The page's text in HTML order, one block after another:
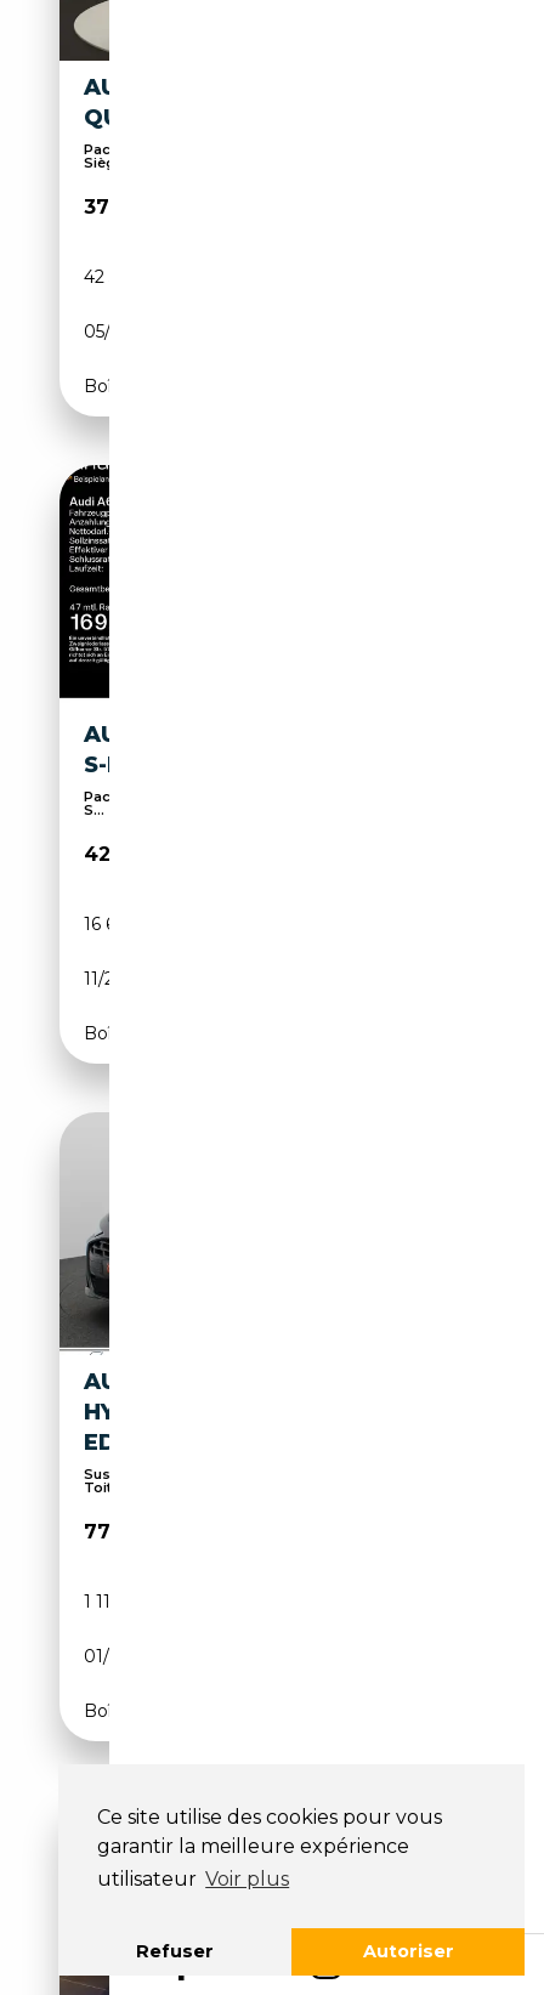
Ce site utilise des cookies pour vous
garantir la meilleure expérience
utilisateur Voir plus
Refuser Autoriser
AUDI A6 S LINE 50 TFSI E
QUATTRO 220(299) KW(PS
Pack Sport, Attache remorque, Sièges sport,
Sièges...
37 600€
42 537 km
05/2023
Boîte automatique
AUDI A6 50 TFSIE QUATTRO
S-LINE*NAVI-PLUS*LED*A
Pack Sport, Sièges sport, Attache remorque, 4x4,
S...
42 899€
16 600 km
11/2025
Boîte automatique
AUDI A6 AVANT 2.0 TFSI E-
HYBRID QUATTRO 270 KW
EDITION ONE
Suspension pneumatique, Affichage tête haute,
Toit...
77 900€
1 119 km
01/2026
Boîte automatique